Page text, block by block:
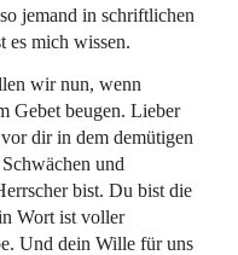
jemand in schriftlichen
es mich wissen.
wir nun, wenn
Gebet beugen. Lieber
dir in dem demütigen
und
bist. Du bist die
Wort ist voller
Und dein Wille für uns